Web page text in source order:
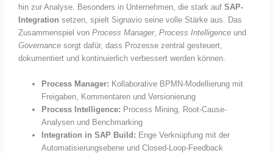
hin zur Analyse. Besonders in Unternehmen, die stark auf SAP-
Integration setzen, spielt Signavio seine volle Stärke aus. Das
Zusammenspiel von Process Manager, Process Intelligenceund
Governancesorgt dafür, dass Prozesse zentral gesteuert,
dokumentiert und kontinuierlich verbessert werden können.
Process Manager: Kollaborative BPMN-Modellierung mit
Freigaben, Kommentaren und Versionierung
Process Intelligence: Process Mining, Root-Cause-
Analysen und Benchmarking
Integration in SAP Build: Enge Verknüpfung mit der
Automatisierungsebene und Closed-Loop-Feedback